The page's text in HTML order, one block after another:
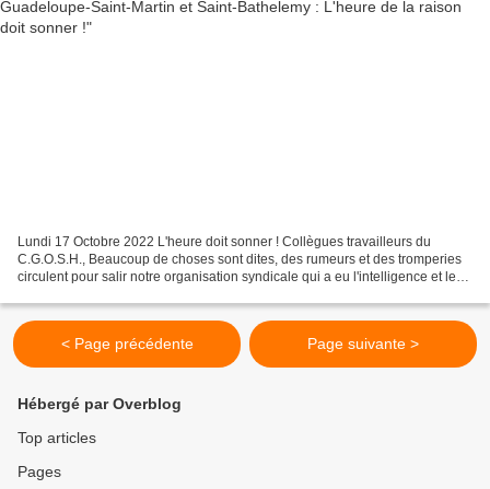
Lundi 17 Octobre 2022 L'heure doit sonner ! Collègues travailleurs du
C.G.O.S.H., Beaucoup de choses sont dites, des rumeurs et des tromperies
circulent pour salir notre organisation syndicale qui a eu l'intelligence et le
< Page précédente Page suivante >
Hébergé par Overblog
Top articles
Pages